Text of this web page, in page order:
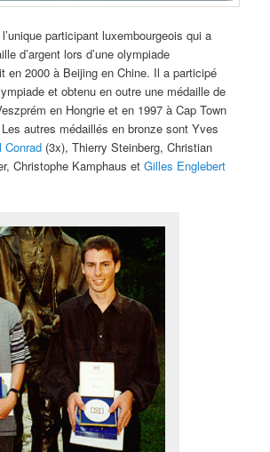
participant luxembourgeois qui a
d’argent lors d’une olympiade
en 2000 à Beijing en Chine. Il a participé
et obtenu en outre une médaille de
en Hongrie et en 1997 à Cap Town
autres médaillés en bronze sont Yves
Conrad (3x), Thierry Steinberg, Christian
Christophe Kamphaus etGilles Englebert